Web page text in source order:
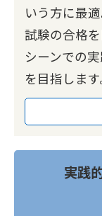
いう方に最
試験の合格
シーンでの
を目指します
実践